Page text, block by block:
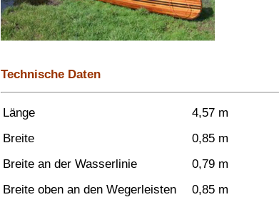
Technische Daten
Länge
4,57 m
Breite
0,85 m
Breite an der Wasserlinie
0,79 m
Breite oben an den Wegerleisten
0,85 m